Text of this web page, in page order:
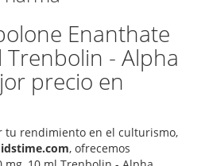
Enanthate
- Alpha
precio en
tu rendimiento en el culturismo,
, ofrecemos